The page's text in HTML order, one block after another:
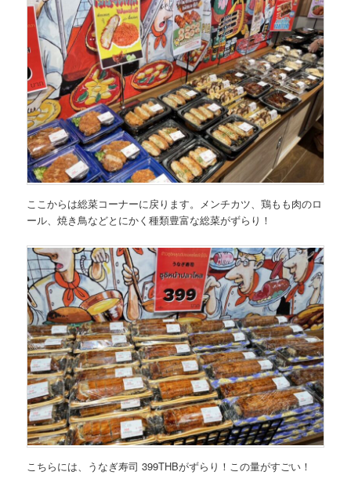
ここからは総菜コーナーに戻ります。メンチカツ、鶏もも肉のロ
ール、焼き鳥などとにかく種類豊富な総菜がずらり！
こちらには、うなぎ寿司 399THBがずらり！この量がすごい！